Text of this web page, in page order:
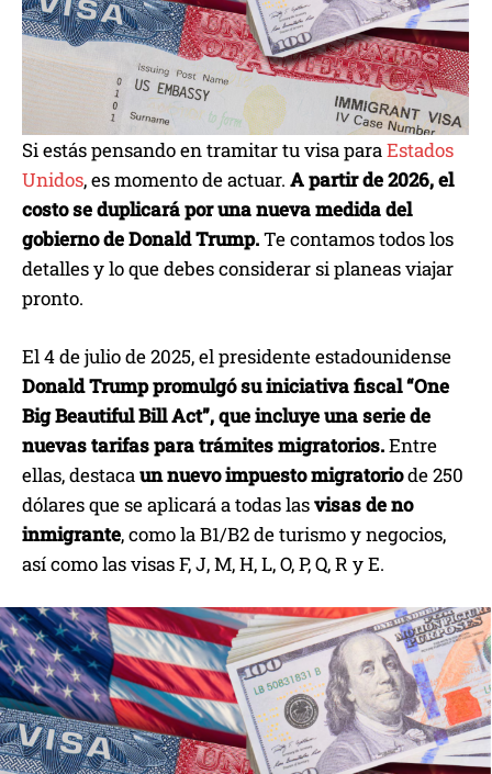
Si estás pensando en tramitar tu visa paraEstados
Unidos, es momento de actuar. A partir de 2026, el
costo se duplicará por una nueva medida del
gobierno de Donald Trump.Te contamos todos los
detalles y lo que debes considerar si planeas viajar
pronto.
El 4 de julio de 2025, el presidente estadounidense
Donald Trump promulgó su iniciativa fiscal “One
Big Beautiful Bill Act”, que incluye una serie de
nuevas tarifas para trámites migratorios.Entre
ellas, destacaun nuevo impuesto migratoriode 250
dólares que se aplicará a todas lasvisas de no
inmigrante, como la B1/B2 de turismo y negocios,
así como las visas F, J, M, H, L, O, P, Q, R y E.